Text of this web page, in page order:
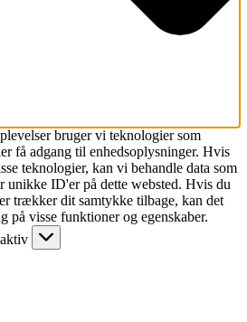
bruger vi teknologier som
få adgang til enhedsoplysninger. Hvis
teknologier, kan vi behandle data som
ID'er på dette websted. Hvis du
trækker dit samtykke tilbage, kan det
på visse funktioner og egenskaber.